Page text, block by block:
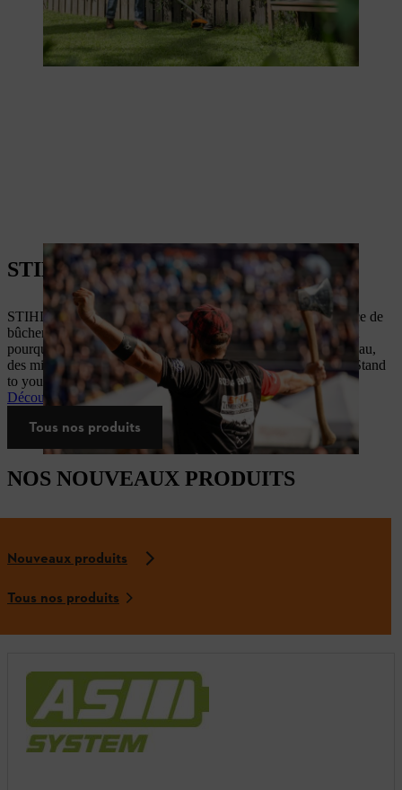
STIHL TIMBERSPORTS®
STIHL TIMBERSPORTS® est le sport extrême par excellence de
bûcheronnage sportif et exige force, précision et rapidité. C'est
pourquoi ce sport attire chaque année des athlètes de haut niveau,
des milliers de fans et l'attention des médias du monde entier. Stand
to your timber!
Découvrez la force de TIMBERSPORTS®
Tous nos produits
NOS NOUVEAUX PRODUITS
Nouveaux produits
Tous nos produits